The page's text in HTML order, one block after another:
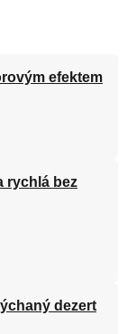
efektem
rychlá bez
dezert